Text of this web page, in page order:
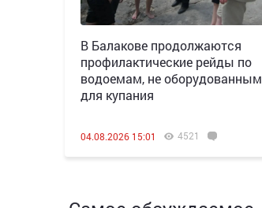
В Балакове продолжаются
профилактические рейды по
водоемам, не оборудованным
для купания
04.08.2026 15:01 4521